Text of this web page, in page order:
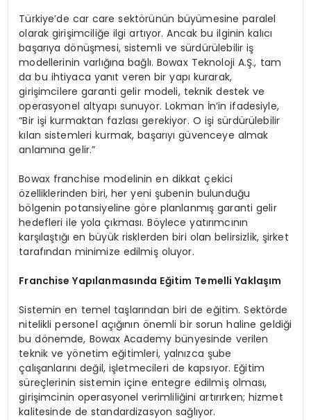
Türkiye’de car care sektörünün büyümesine paralel
olarak girişimciliğe ilgi artıyor. Ancak bu ilginin kalıcı
başarıya dönüşmesi, sistemli ve sürdürülebilir iş
modellerinin varlığına bağlı. Bowax Teknoloji A.Ş., tam
da bu ihtiyaca yanıt veren bir yapı kurarak,
girişimcilere garanti gelir modeli, teknik destek ve
operasyonel altyapı sunuyor. Lokman İn’in ifadesiyle,
“Bir işi kurmaktan fazlası gerekiyor. O işi sürdürülebilir
kılan sistemleri kurmak, başarıyı güvenceye almak
anlamına gelir.”
Bowax franchise modelinin en dikkat çekici
özelliklerinden biri, her yeni şubenin bulunduğu
bölgenin potansiyeline göre planlanmış garanti gelir
hedefleri ile yola çıkması. Böylece yatırımcının
karşılaştığı en büyük risklerden biri olan belirsizlik, şirket
tarafından minimize edilmiş oluyor.
Franchise Yapılanmasında Eğitim Temelli Yaklaşım
Sistemin en temel taşlarından biri de eğitim. Sektörde
nitelikli personel açığının önemli bir sorun haline geldiği
bu dönemde, Bowax Academy bünyesinde verilen
teknik ve yönetim eğitimleri, yalnızca şube
çalışanlarını değil, işletmecileri de kapsıyor. Eğitim
süreçlerinin sistemin içine entegre edilmiş olması,
girişimcinin operasyonel verimliliğini artırırken; hizmet
kalitesinde de standardizasyon sağlıyor.